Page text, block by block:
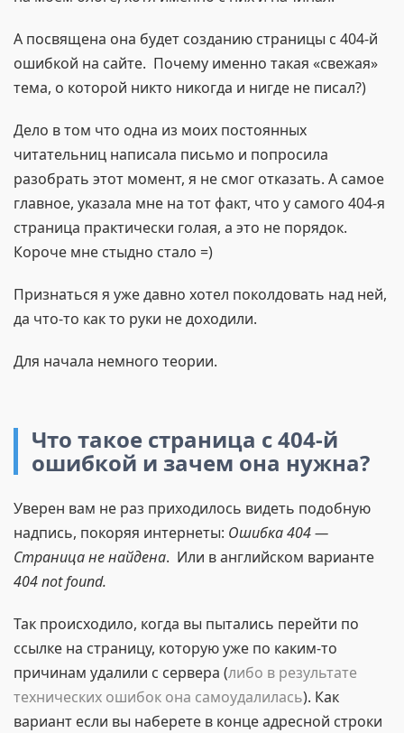
А посвящена она будет созданию страницы с 404-й
ошибкой на сайте. Почему именно такая «свежая»
тема, о которой никто никогда и нигде не писал?)
Дело в том что одна из моих постоянных
читательниц написала письмо и попросила
разобрать этот момент, я не смог отказать. А самое
главное, указала мне на тот факт, что у самого 404-я
страница практически голая, а это не порядок.
Короче мне стыдно стало =)
Признаться я уже давно хотел поколдовать над ней,
да что-то как то руки не доходили.
Для начала немного теории.
Что такое страница с 404-й
ошибкой и зачем она нужна?
Уверен вам не раз приходилось видеть подобную
надпись, покоряя интернеты: Ошибка 404 —
Страница не найдена. Или в английском варианте
404 not found.
Так происходило, когда вы пытались перейти по
ссылке на страницу, которую уже по каким-то
причинам удалили с сервера (либо в результате
технических ошибок она самоудалилась). Как
вариант если вы наберете в конце адресной строки